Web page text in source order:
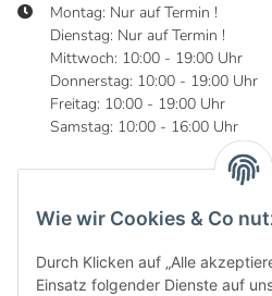
Wie wir Cookies & Co
Durch Klicken auf „Alle
Einsatz folgender Dienste auf
Montag: Nur auf Termin !
Dienstag: Nur auf Termin !
Mittwoch: 10:00 - 19:00 Uhr
Donnerstag: 10:00 - 19:00 Uhr
Freitag: 10:00 - 19:00 Uhr
Samstag: 10:00 - 16:00 Uhr
Informationen
Gesetzliche Informationen